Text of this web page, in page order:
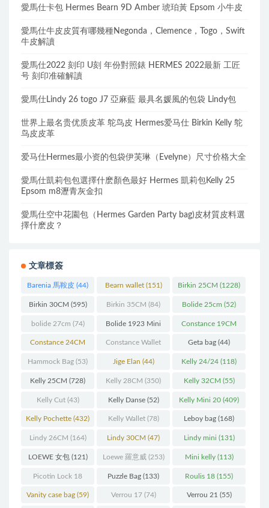
愛馬仕卡包 Hermes Bearn 9D Amber 琥珀黃 Epsom 小牛皮
愛馬仕牛皮皮質有哪幾種Negonda，Clemence，Togo，Swift
牛皮解讀
愛馬仕2022 刻印 U刻 年份對照錶 HERMES 2022最新 工匠
号 刻印准確解讀
愛馬仕Lindy 26 togo J7 亞麻藍 最具名媛風的包袋 Lindy包
世界上最名贵优质皮革 鸵鸟皮 Hermes爱马仕 Birkin Kelly 鸵
鸟皮皮革
爱马仕Hermes最小资的包袋伊芙琳（Evelyne）尺寸价格大全
愛馬仕凱莉包包選擇什麽顏色最好 Hermes 凱莉包Kelly 25
Epsom m8瀝青灰金扣
愛馬仕空中花園包（Hermes Garden Party bag)皮材質皮料選
擇什麽皮？
文章標簽
Barenia 馬鞍皮 (44) Bearn wallet(151) Birkin 25CM (1228)
Birkin 30CM (595) Birkin 35CM (84) Bolide 25cm (52)
bolide 27cm (74) Bolide 1923 Mini
(93)
Constance 19CM
(571)
Constance 24CM
(216)
Constance Wallet
(60)
Geta bag (44)
Hammock Bag (53) Jige Elan (44) Kelly 24/24 (118)
Kelly 25CM (728) Kelly 28CM (350) Kelly 32CM (55)
Kelly Cut(43) Kelly Danse(52) Kelly Mini 20 (409)
Kelly Pochette (432) Kelly Wallet(78) Leboy bag (168)
Lindy 26CM (164) Lindy 30CM (47) Lindy mini (131)
LOEWE 女包(121) Loewe 羅意威(253) Mini kelly(113)
Picotin Lock 18
(202)
Puzzle Bag (133) Roulis 18 (155)
Vanity case bag (59) Verrou 17(74) Verrou 21 (55)